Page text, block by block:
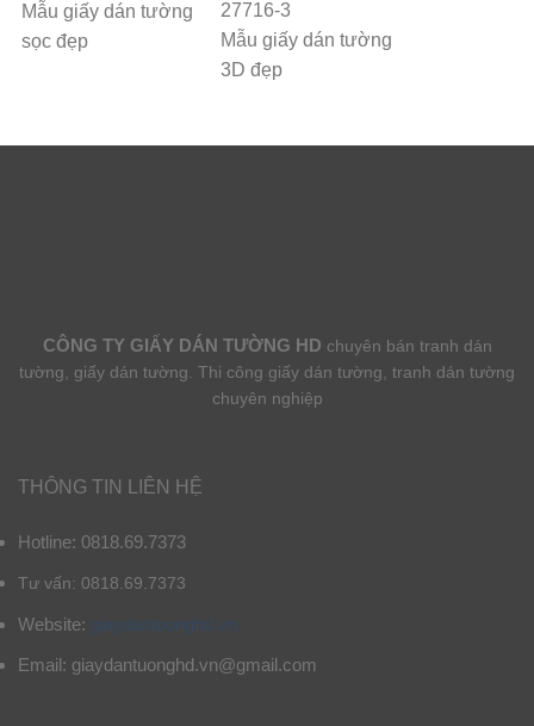
Mẫu giấy dán tường
sọc đẹp
Mẫu giấy dán tường
3D đẹp
CÔNG TY GIẤY DÁN TƯỜNG HD chuyên bán tranh dán
tường, giấy dán tường. Thi công giấy dán tường, tranh dán tường
chuyên nghiệp
THÔNG TIN LIÊN HỆ
Hotline: 0818.69.7373
Tư vấn: 0818.69.7373
Website: giaydantuonghd.vn
Email: giaydantuonghd.vn@gmail.com